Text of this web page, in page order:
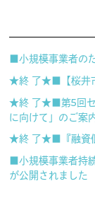
■小規模事業者の
★終 了★■【桜井市
★終 了★■第5回セ
に向けて」のご案
★終 了★■『融資
■小規模事業者持
が公開されました